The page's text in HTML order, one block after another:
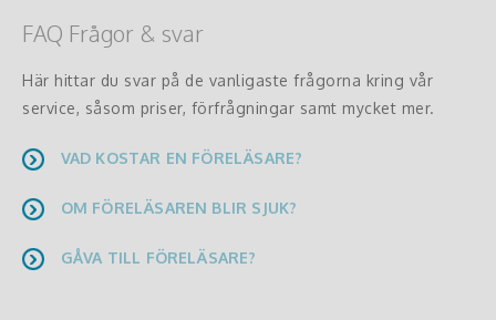
FAQ Frågor & svar
Här hittar du svar på de vanligaste frågorna kring vår
service, såsom priser, förfrågningar samt mycket mer.
VAD KOSTAR EN FÖRELÄSARE?
OM FÖRELÄSAREN BLIR SJUK?
GÅVA TILL FÖRELÄSARE?